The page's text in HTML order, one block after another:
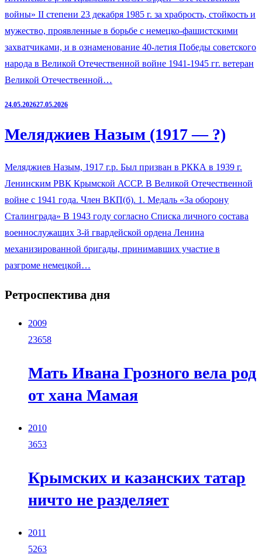
войны» II степени 23 декабря 1985 г. за храбрость, стойкость и
мужество, проявленные в борьбе с немецко-фашистскими
захватчиками, и в ознаменование 40-летия Победы советского
народа в Великой Отечественной войне 1941-1945 гг. ветеран
Великой Отечественной…
24.05.202627.05.2026
Меляджиев Назым (1917 — ?)
Меляджиев Назым, 1917 г.р. Был призван в РККА в 1939 г.
Ленинским РВК Крымской АССР. В Великой Отечественной
войне с 1941 года. Член ВКП(б). 1. Медаль «За оборону
Сталинграда» В 1943 году согласно Списка личного состава
военнослужащих 3-й гвардейской ордена Ленина
механизированной бригады, принимавших участие в
разгроме немецкой…
Ретроспектива дня
2009
23658
Мать Ивана Грозного вела род
от хана Мамая
2010
3653
Крымских и казанских татар
ничто не разделяет
2011
5263